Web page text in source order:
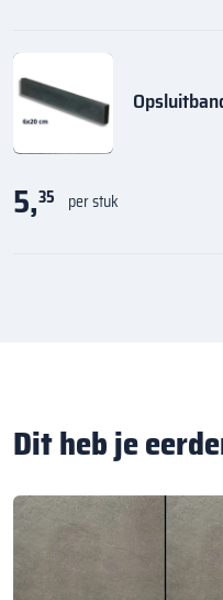
5,35 per stuk
Dit heb je